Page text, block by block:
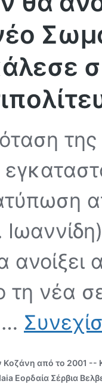
τη νέα
…
Kοζάνη από το 2001
Εορδαία Σέρβια